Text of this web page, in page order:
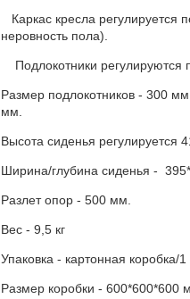
Каркас кресла регулируется
неровность пола).
Подлокотники регулируются
Размер подлокотников - 300
мм.
Высота сиденья
Ширина/глубина сиденья -
Разлет опор - 500 мм.
Вес - 9,5 кг
Упаковка - картонная коробка/1
Размер коробки - 600*600*600